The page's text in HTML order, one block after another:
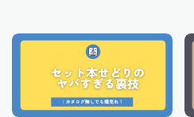
デモプリセット記事 Part07
プライバシーポリシー
プライバシーポリシー
マンツーマンコンサル感想
利用規約／特定商取引法に基